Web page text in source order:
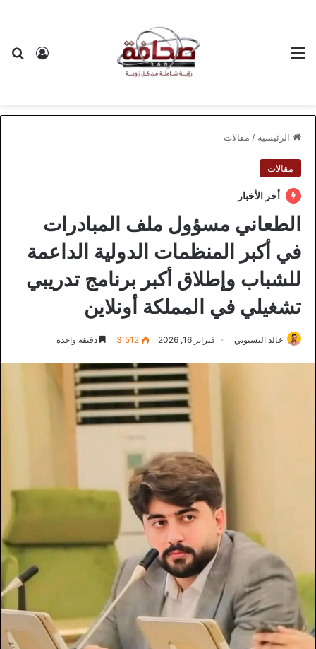
الرئيسية / مقالات
مقالات
أخر الأخبار
الطعاني مسؤول ملف المبادرات
في أكبر المنظمات الدولية الداعمة
للشباب وإطلاق أكبر برنامج تدريبي
تشغيلي في المملكة أونلاين
خالد البسيوني فبراير 16, 2026 3٬512 دقيقة واحدة